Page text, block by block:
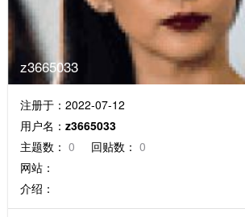
z3665033
注册于：2022-07-12
用户名： z3665033
主题数： 0 回贴数： 0
网站：
介绍：